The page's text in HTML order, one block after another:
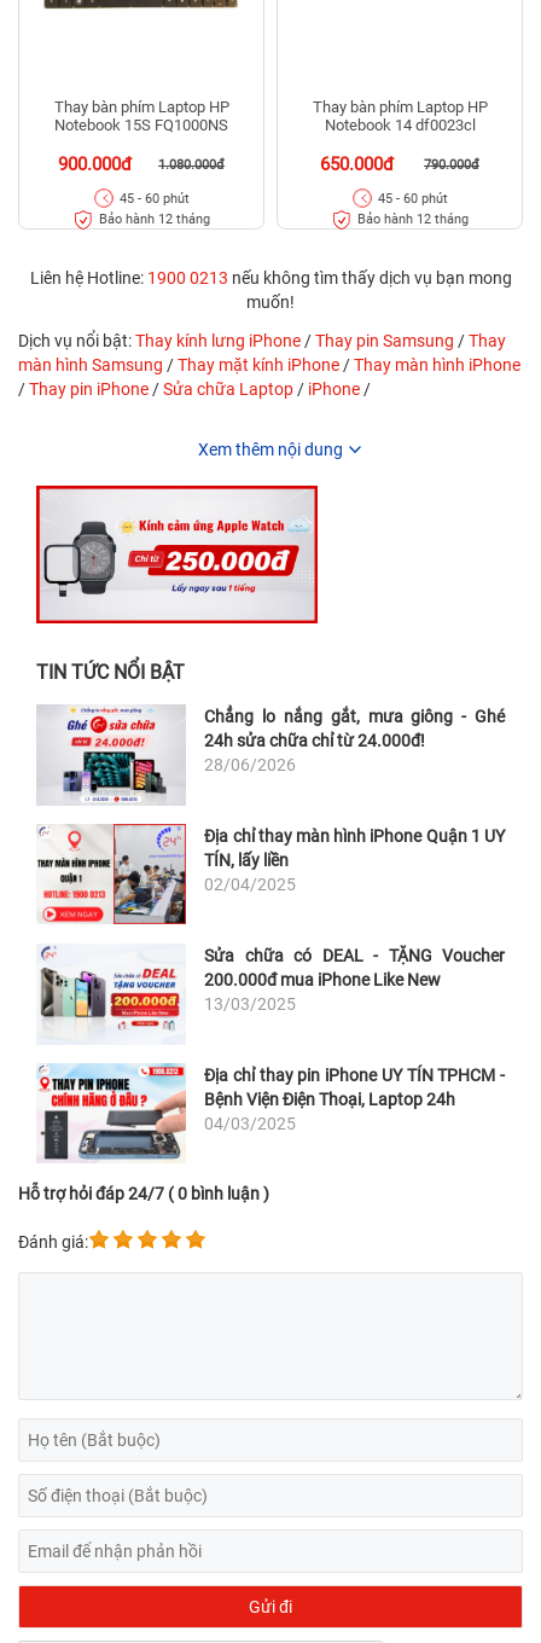
Thay bàn phím Laptop HP
Notebook 15S FQ1000NS
900.000đ 1.080.000đ
45 - 60 phút
Bảo hành 12 tháng
Thay bàn phím Laptop HP
Notebook 14 df0023cl
650.000đ 790.000đ
45 - 60 phút
Bảo hành 12 tháng
Liên hệ Hotline: 1900 0213 nếu không tìm thấy dịch vụ bạn mong
muốn!
Dịch vụ nổi bật:Thay kính lưng iPhone /Thay pin Samsung /Thay
màn hình Samsung /Thay mặt kính iPhone /Thay màn hình iPhone
/Thay pin iPhone /Sửa chữa Laptop / iPhone /
Xem thêm nội dung
TIN TỨC NỔI BẬT
Chẳng lo nắng gắt, mưa giông - Ghé
24h sửa chữa chỉ từ 24.000đ!
28/06/2026
Địa chỉ thay màn hình iPhone Quận 1 UY
TÍN, lấy liền
02/04/2025
Sửa chữa có DEAL - TẶNG Voucher
200.000đ mua iPhone Like New
13/03/2025
Địa chỉ thay pin iPhone UY TÍN TPHCM -
Bệnh Viện Điện Thoại, Laptop 24h
04/03/2025
Hỗ trợ hỏi đáp 24/7 ( 0 bình luận )
Đánh giá: